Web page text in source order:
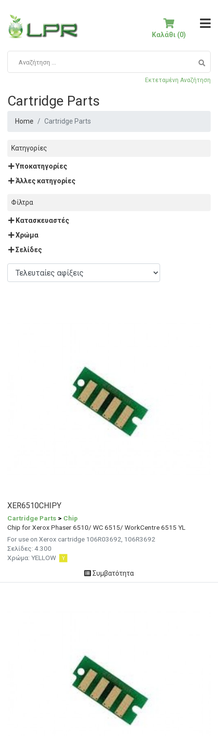
Εκτεταμένη Αναζήτηση
Καλάθι (0)
Cartridge Parts
Home Cartridge Parts
Κατηγορίες
Υποκατηγορίες
Άλλες κατηγορίες
Φίλτρα
Κατασκευαστές
Χρώμα
Σελίδες
XER6510CHIPY
Cartridge Parts > Chip
Chip for Xerox Phaser 6510/ WC 6515/ WorkCentre 6515 YL
For use on Xerox cartridge 106R03692, 106R3692
Σελίδες: 4.300
Χρώμα: YELLOW
Συμβατότητα